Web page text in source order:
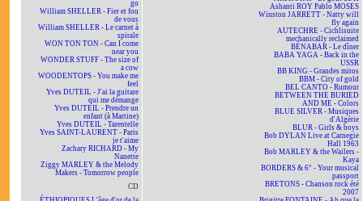
go
William SHELLER - Fier et fou
de vous
William SHELLER - Le carnet à
spirale
WON TON TON - Can I come
near you
WONDER STUFF - The size of
a cow
WOODENTOPS - You make me
feel
Yves DUTEIL - J'ai la guitare
qui me démange
Yves DUTEIL - Prendre un
enfant (à Martine)
Yves DUTEIL - Tarentelle
Yves SAINT-LAURENT - Paris
je t'aime
Zachary RICHARD - My
Nanette
Ziggy MARLEY & the Melody
Makers - Tomorrow people
CD
Ashanti ROY Pablo MOSES
Winston JARRETT - Natty will
fly again
AUTECHRE - Cichlisuite
mechanically reclaimed
BÉNABAR - Le dîner
BABA YAGA - Back in the
USSR
BB KING - Grandes mitos
BBM - City of gold
BEL CANTO - Rumour
BETWEEN THE BURIED
AND ME - Colors
BLUE SILVER - Musiques
d'Algérie
BLUR - Girls & boys
Bob DYLAN Live at Carnegie
Hall 1963
Bob MARLEY & the Wailers -
Kaya
BORDERS & 6° - Your musical
passport
BRETONS - Chanson rock été
2007